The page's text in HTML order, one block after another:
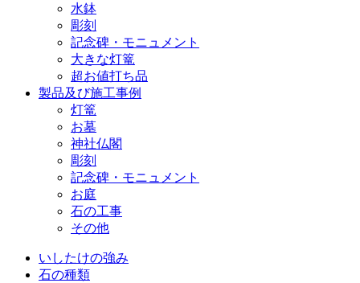
水鉢
彫刻
記念碑・モニュメント
大きな灯篭
超お値打ち品
製品及び施工事例
灯篭
お墓
神社仏閣
彫刻
記念碑・モニュメント
お庭
石の工事
その他
いしたけの強み
石の種類